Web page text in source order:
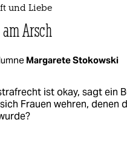
und Liebe
Arsch
Margarete Stokowski
ist okay, sagt ein
Frauen wehren, denen